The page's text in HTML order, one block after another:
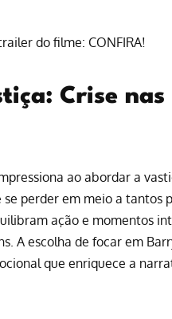
do filme: CONFIRA!
Crise
ao abordar a
perder em meio a tantos
ação e momentos
A escolha de focar em
que enriquece a